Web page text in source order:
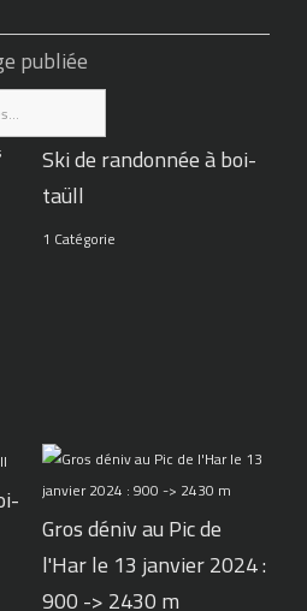
publiée
Ski de randonnée à boi-
taüll
1 Catégorie
Gros déniv au Pic de
l'Har le 13 janvier 2024 :
900 -> 2430 m